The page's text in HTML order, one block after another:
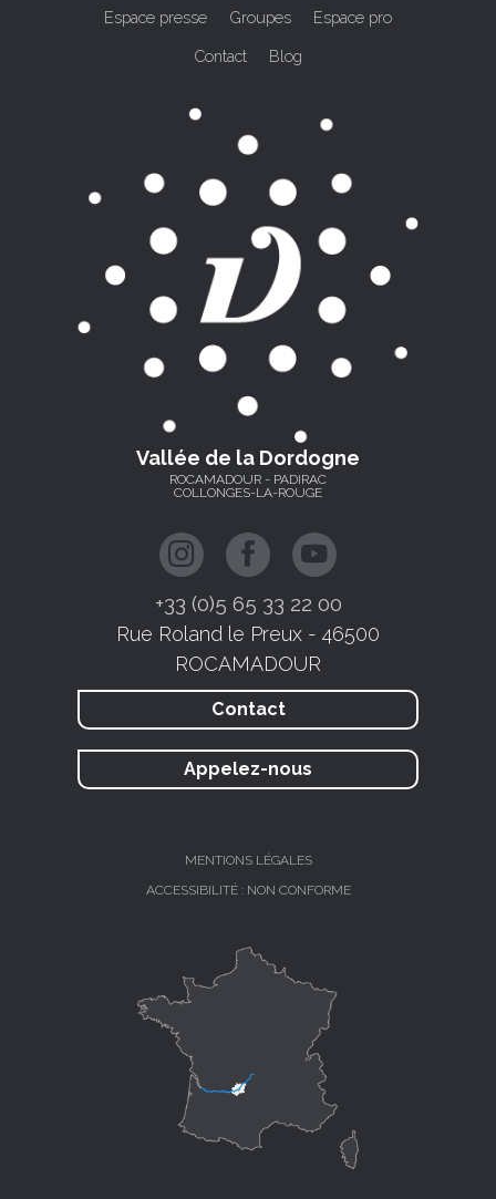
Espace presse Groupes Espace pro
Contact Blog
Vallée de la Dordogne
ROCAMADOUR - PADIRAC
COLLONGES-LA-ROUGE
+33 (0)5 65 33 22 00
Rue Roland le Preux - 46500
ROCAMADOUR
Contact
Appelez-nous
MENTIONS LÉGALES
ACCESSIBILITÉ : NON CONFORME